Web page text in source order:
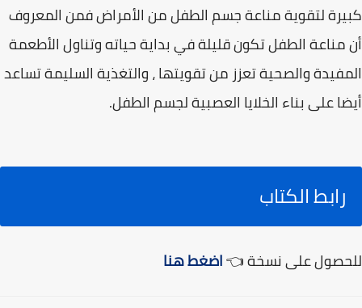
كبيرة لتقوية مناعة جسم الطفل من الأمراض فمن المعروف
أن مناعة الطفل تكون قليلة في بداية حياته وتناول الأطعمة
المفيدة والصحية تعزز من تقويتها ، والتغذية السليمة تساعد
أيضا على بناء الخلايا العصبية لجسم الطفل.
رابط الكتاب
للحصول على نسخة 👈اضغط هنا